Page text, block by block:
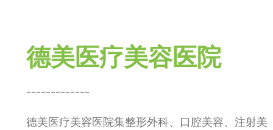
德美医疗美容医院
-------------
德美医疗美容医院集整形外科、口腔美容、注射美